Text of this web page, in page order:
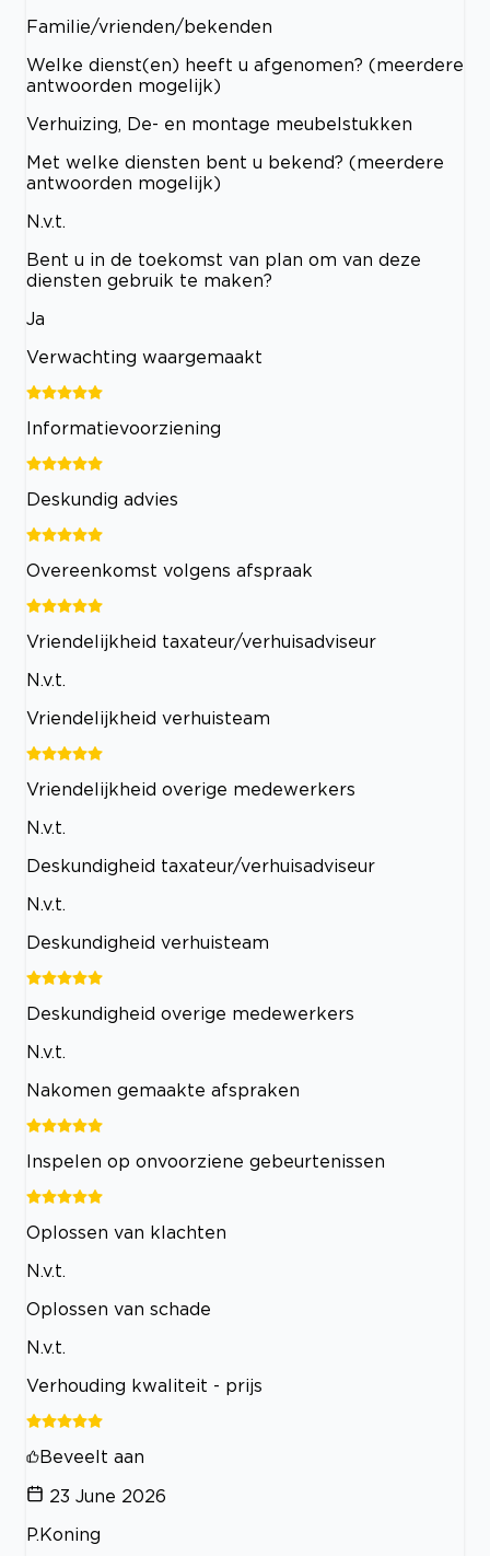
Familie/vrienden/bekenden
Welke dienst(en) heeft u afgenomen? (meerdere
antwoorden mogelijk)
Verhuizing, De- en montage meubelstukken
Met welke diensten bent u bekend? (meerdere
antwoorden mogelijk)
N.v.t.
Bent u in de toekomst van plan om van deze
diensten gebruik te maken?
Ja
Verwachting waargemaakt
Informatievoorziening
Deskundig advies
Overeenkomst volgens afspraak
Vriendelijkheid taxateur/verhuisadviseur
N.v.t.
Vriendelijkheid verhuisteam
Vriendelijkheid overige medewerkers
N.v.t.
Deskundigheid taxateur/verhuisadviseur
N.v.t.
Deskundigheid verhuisteam
Deskundigheid overige medewerkers
N.v.t.
Nakomen gemaakte afspraken
Inspelen op onvoorziene gebeurtenissen
Oplossen van klachten
N.v.t.
Oplossen van schade
N.v.t.
Verhouding kwaliteit - prijs
Beveelt aan
23 June 2026
P.Koning